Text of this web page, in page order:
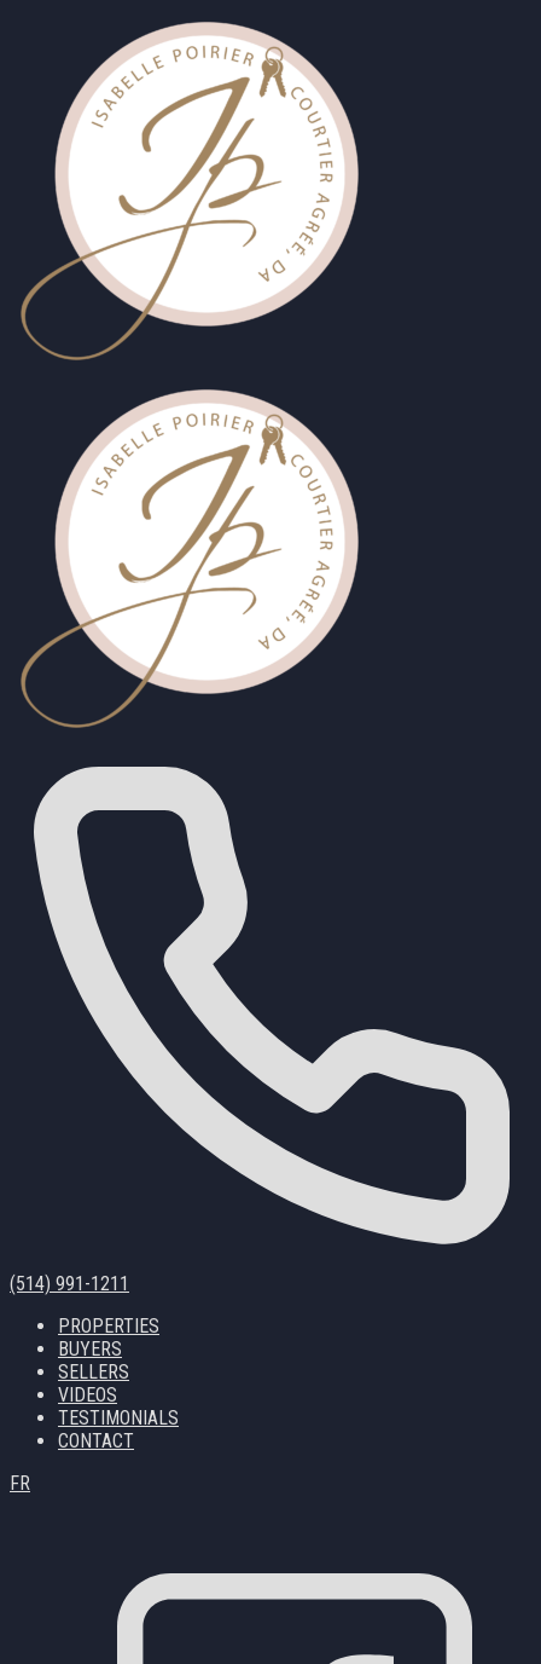
(514) 991-1211
PROPERTIES
BUYERS
SELLERS
VIDEOS
TESTIMONIALS
CONTACT
FR